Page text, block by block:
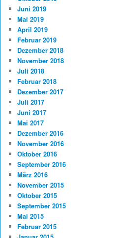
Juni 2019
Mai 2019
April 2019
Februar 2019
Dezember 2018
November 2018
Juli 2018
Februar 2018
Dezember 2017
Juli 2017
Juni 2017
Mai 2017
Dezember 2016
November 2016
Oktober 2016
September 2016
März 2016
November 2015
Oktober 2015
September 2015
Mai 2015
Februar 2015